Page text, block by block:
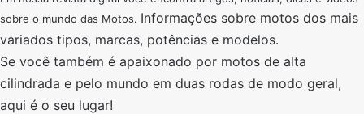
sobre o mundo das Motos. Informações sobre motos dos mais
variados tipos, marcas, potências e modelos.
Se você também é apaixonado por motos de alta
cilindrada e pelo mundo em duas rodas de modo geral,
aqui é o seu lugar!